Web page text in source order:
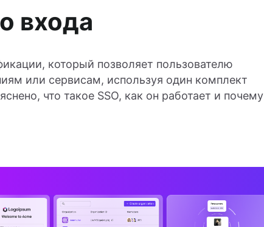
входа
который позволяет пользователю
или сервисам, используя один комплект
что такое SSO, как он работает и почему